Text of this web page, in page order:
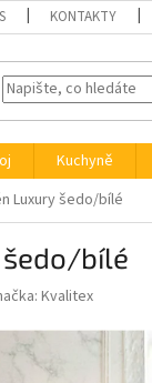
KONTAKTY
Kuchyně
Luxury šedo/bílé
šedo/bílé
Kvalitex